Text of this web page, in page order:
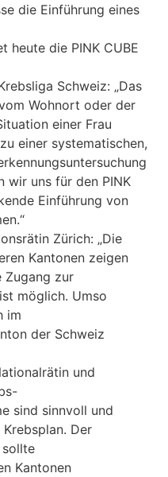
die Einführung eines
heute die PINK CUBE
Schweiz: „Das
Wohnort oder der
einer Frau
einer systematischen,
wir uns für den PINK
Einführung von
Zürich: „Die
Kantonen zeigen
Zugang zur
möglich. Umso
im
der Schweiz
und
sind sinnvoll und
Der
Kantonen